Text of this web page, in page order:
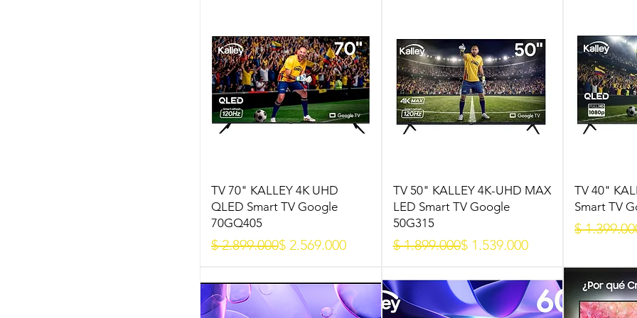
TV 70" KALLEY 4K UHD
QLED Smart TV Google
70GQ405
Precio
$ 2.899.000
Precio de oferta$ 2.569.000
TV 50" KALLEY 4K-UHD MAX
LED Smart TV Google
50G315
Precio
$ 1.899.000
Precio de oferta$ 1.539.000
TV 40"
Smart TV
Precio
$
Precio